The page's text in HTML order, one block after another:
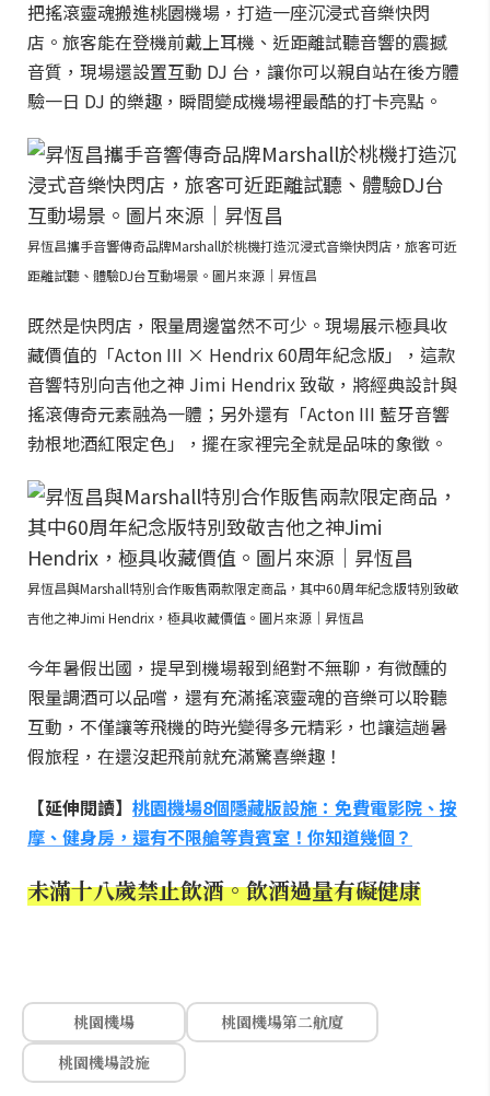
把搖滾靈魂搬進桃園機場，打造一座沉浸式音樂快閃
店。旅客能在登機前戴上耳機、近距離試聽音響的震撼
音質，現場還設置互動 DJ 台，讓你可以親自站在後方體
驗一日 DJ 的樂趣，瞬間變成機場裡最酷的打卡亮點。
昇恆昌攜手音響傳奇品牌Marshall於桃機打造沉浸式音樂快閃店，旅客可近
距離試聽、體驗DJ台互動場景。圖片來源｜昇恆昌
既然是快閃店，限量周邊當然不可少。現場展示極具收
藏價值的「Acton III × Hendrix 60周年紀念版」，這款
音響特別向吉他之神 Jimi Hendrix 致敬，將經典設計與
搖滾傳奇元素融為一體；另外還有「Acton III 藍牙音響
勃根地酒紅限定色」，擺在家裡完全就是品味的象徵。
昇恆昌與Marshall特別合作販售兩款限定商品，其中60周年紀念版特別致敬
吉他之神Jimi Hendrix，極具收藏價值。圖片來源｜昇恆昌
今年暑假出國，提早到機場報到絕對不無聊，有微醺的
限量調酒可以品嚐，還有充滿搖滾靈魂的音樂可以聆聽
互動，不僅讓等飛機的時光變得多元精彩，也讓這趟暑
假旅程，在還沒起飛前就充滿驚喜樂趣！
【延伸閱讀】 桃園機場8個隱藏版設施：免費電影院、按
摩、健身房，還有不限艙等貴賓室！你知道幾個？
未滿十八歲禁止飲酒。飲酒過量有礙健康
桃園機場
桃園機場第二航廈
桃園機場設施